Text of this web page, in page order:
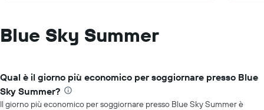
Blue Sky Summer
Qual è il giorno più economico per soggiornare presso Blue
Sky Summer?
Il giorno più economico per soggiornare presso Blue Sky Summer è